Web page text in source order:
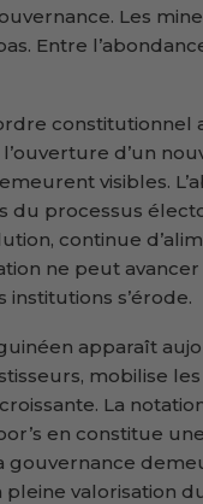
Les
Entre
constitutionnel
d’un
visibles.
du processus
continue
ne peut
institutions s’érode.
apparaît
mobilise
La
en constitue
gouvernance
pleine valorisation